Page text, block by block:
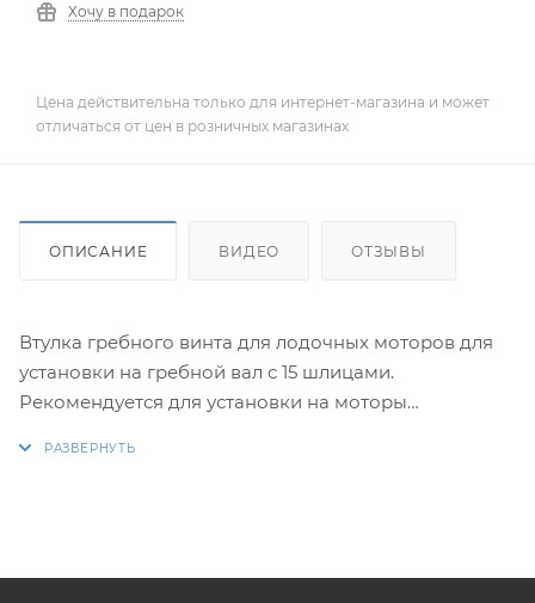
Хочу в подарок
Цена действительна только для интернет-магазина и может
отличаться от цен в розничных магазинах
ОПИСАНИЕ ВИДЕО ОТЗЫВЫ
Втулка гребного винта для лодочных моторов для
установки на гребной вал с 15 шлицами.
Рекомендуется для установки на моторы